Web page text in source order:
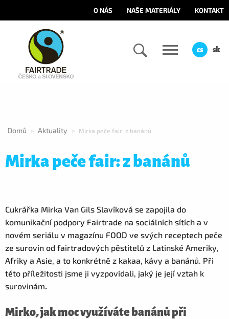
O NÁS NAŠE MATERIÁLY KONTAKT
cs sk
Domů > Aktuality > Mirka peče fair: z banánů
Mirka peče fair: z banánů
Cukrářka Mirka Van Gils Slavíková se zapojila do
komunikační podpory Fairtrade na sociálních sítích a v
novém seriálu v magazínu FOOD ve svých receptech peče
ze surovin od fairtradových pěstitelů z Latinské Ameriky,
Afriky a Asie, a to konkrétně z kakaa, kávy a banánů. Při
této příležitosti jsme ji vyzpovídali, jaký je její vztah k
surovinám.
Mirko,jak moc využíváte banánů při